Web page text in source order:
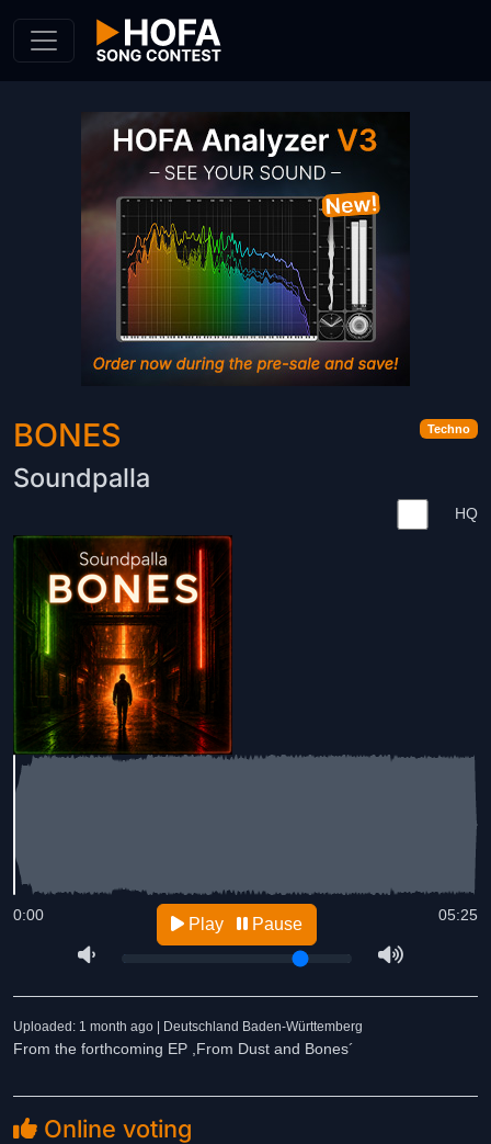
Techno
BONES
Soundpalla
HQ
05:25
0:00 Play Pause
Uploaded: 1 month ago | Deutschland Baden-Württemberg
From the forthcoming EP ,From Dust and Bones´
Online voting